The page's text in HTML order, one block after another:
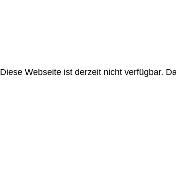
Diese Webseite ist derzeit nicht verfügbar.